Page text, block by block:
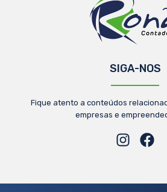
SIGA-NOS
Fique atento a conteúdos
empresas e